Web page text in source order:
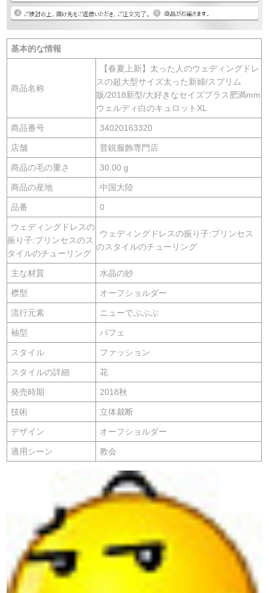
基本的な情報
商品名称
【春夏上新】太った人のウェディングドレ
スの超大型サイズ太った新婦/スプリム
版/2018新型/大好きなセイズプラス肥満mm
ウェルディ白のキュロットXL
商品番号 34020163320
店舗 普鋭服飾専門店
商品の毛の重さ 30.00 g
商品の産地 中国大陸
品番 0
ウェディングドレスの
振り子:プリンセスのス
タイルのチューリング
ウェディングドレスの振り子:プリンセス
のスタイルのチューリング
主な材質 水晶の紗
襟型 オーフショルダー
流行元素 ニューでぶぶぶ
袖型 パフェ
スタイル ファッション
スタイルの詳細 花
発売時期 2018秋
技術 立体裁断
デザイン オーフショルダー
適用シーン 教会